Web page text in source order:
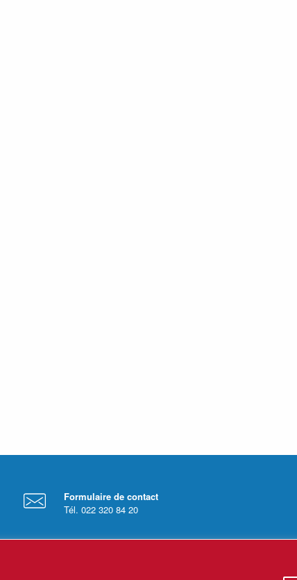
Formulaire de contact
Tél. 022 320 84 20